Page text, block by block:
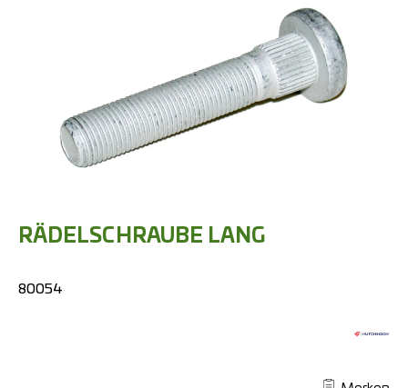
RÄDELSCHRAUBE LANG
80054